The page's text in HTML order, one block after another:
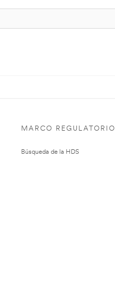
MARCO REGULATORIO
Búsqueda de la HDS